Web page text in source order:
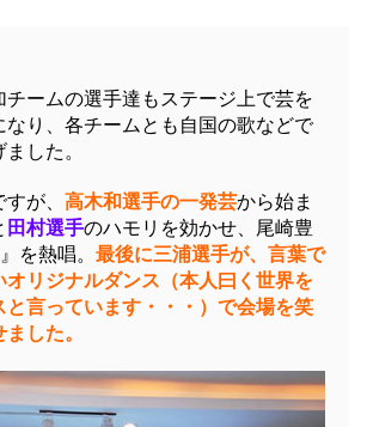
チームの選手達もステージ上で芸を
なり、各チームとも自国の歌などで
した。
が、 高木和選手の一発芸から始ま
田村選手のハモリを効かせ、尾崎豊
を熱唱。 最後に三浦選手が、言葉で
オリジナルダンス（本人曰く世界を
と言っています・・・）で会場を笑
した。